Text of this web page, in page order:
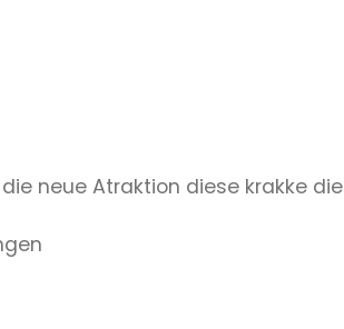
neue Atraktion diese krakke